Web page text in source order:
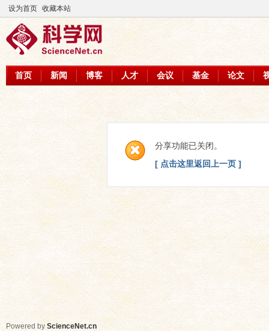
设为首页 收藏本站
首页 新闻 博客 人才 会议 基金 论文
分享功能已关闭。
[ 点击这里返回上一页 ]
Powered by ScienceNet.cn